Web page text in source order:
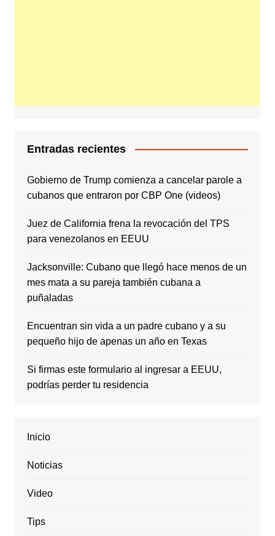
Entradas recientes
Gobierno de Trump comienza a cancelar parole a
cubanos que entraron por CBP One (videos)
Juez de California frena la revocación del TPS
para venezolanos en EEUU
Jacksonville: Cubano que llegó hace menos de un
mes mata a su pareja también cubana a
puñaladas
Encuentran sin vida a un padre cubano y a su
pequeño hijo de apenas un año en Texas
Si firmas este formulario al ingresar a EEUU,
podrías perder tu residencia
Inicio
Noticias
Video
Tips